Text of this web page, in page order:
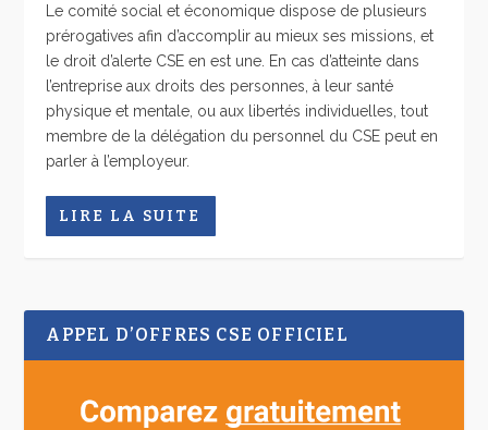
Le comité social et économique dispose de plusieurs
prérogatives afin d’accomplir au mieux ses missions, et
le droit d’alerte CSE en est une. En cas d’atteinte dans
l’entreprise aux droits des personnes, à leur santé
physique et mentale, ou aux libertés individuelles, tout
membre de la délégation du personnel du CSE peut en
parler à l’employeur.
LIRE LA SUITE
APPEL D’OFFRES CSE OFFICIEL